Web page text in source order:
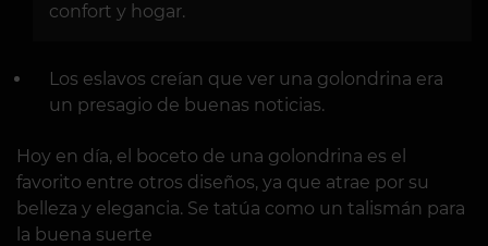
confort y hogar.
Los eslavos creían que ver una golondrina era
un presagio de buenas noticias.
Hoy en día, el boceto de una golondrina es el
favorito entre otros diseños, ya que atrae por su
belleza y elegancia. Se tatúa como un talismán para
la buena suerte